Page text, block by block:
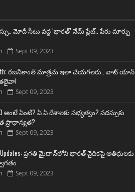
మోదీ సీటు వద్ద ‘భారత్’ నేమ్ ప్లేట్‌.. పేరు మార్పు
Sept 09, 2023
రజనీకాంత్ మాత్రమే ఇలా చేయగలరు.. వాట్ యాన్
Sept 09, 2023
అంటే ఏంటి? ఏ ఏ దేశాలకు సభ్యత్వం? సదస్సుకు
ప్రాధాన్యత?
Sept 09, 2023
Updates: ప్రగతి మైదాన్‌లోని భారత్ వైదికపై అతిథులకు
Sept 09, 2023